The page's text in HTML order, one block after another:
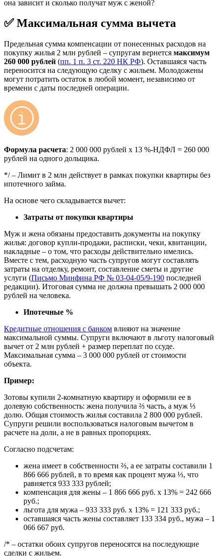
она зависит и сколько получат муж с женой?
✅ Максимальная сумма вычета
Предельная сумма компенсации от понесенных расходов на
покупку жилья 2 млн рублей – супругам вернется максимум
260 000 рублей (пп. 1 п. 3 ст. 220 НК РФ). Оставшаяся часть
переносится на следующую сделку с жильем. Молодожены
могут потратить остаток в любой момент, независимо от
времени с даты последней операции.
Формула расчета: 2 000 000 рублей х 13 %-НДФЛ = 260 000
рублей на одного дольщика.
*/ – Лимит в 2 млн действует в рамках покупки квартиры без
ипотечного займа.
На основе чего складывается вычет:
Затраты от покупки квартиры
Муж и жена обязаны предоставить документы на покупку
жилья: договор купли-продажи, расписки, чеки, квитанции,
накладные – о том, что расходы действительно имелись.
Вместе с тем, расходную часть супругов могут составлять
затраты на отделку, ремонт, составление сметы и другие
услуги (Письмо Минфина РФ № 03-04-05/9-190 последней
редакции). Итоговая сумма не должна превышать 2 000 000
рублей на человека.
Ипотечные %
Кредитные отношения с банком влияют на значение
максимальной суммы. Супруги включают в льготу налоговый
вычет от 2 млн рублей + размер переплат по ссуде.
Максимальная сумма – 3 000 000 рублей от стоимости
объекта.
Пример:
Зотовы купили 2-комнатную квартиру и оформили ее в
долевую собственность: жена получила ⅔ часть, а муж ⅓
долю. Общая стоимость жилья составила 2 800 000 рублей.
Супруги решили воспользоваться налоговым вычетом в
расчете на доли, а не в равных пропорциях.
Согласно подсчетам:
жена имеет в собственности ⅔, а ее затраты составили 1
866 666 рублей, в то время как процент мужа ⅓, что
равняется 933 333 рублей;
компенсация для жены – 1 866 666 руб. х 13% = 242 666
руб.;
льгота для мужа – 933 333 руб. х 13% = 121 333 руб.;
оставшаяся часть жены составляет 133 334 руб., мужа – 1
066 667 руб.
/* – остатки обоих супругов переносятся на последующие
сделки с жильем.